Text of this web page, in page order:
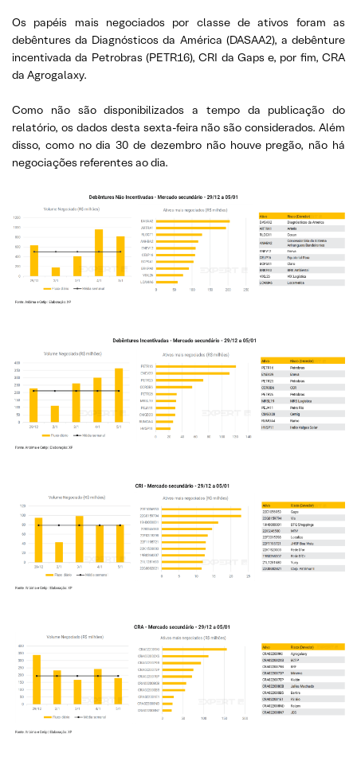
Os papéis mais negociados por classe de ativos foram as
debêntures da Diagnósticos da América (DASAA2), a debênture
incentivada da Petrobras (PETR16), CRI da Gaps e, por fim, CRA
da Agrogalaxy.
Como não são disponibilizados a tempo da publicação do
relatório, os dados desta sexta-feira não são considerados. Além
disso, como no dia 30 de dezembro não houve pregão, não há
negociações referentes ao dia.